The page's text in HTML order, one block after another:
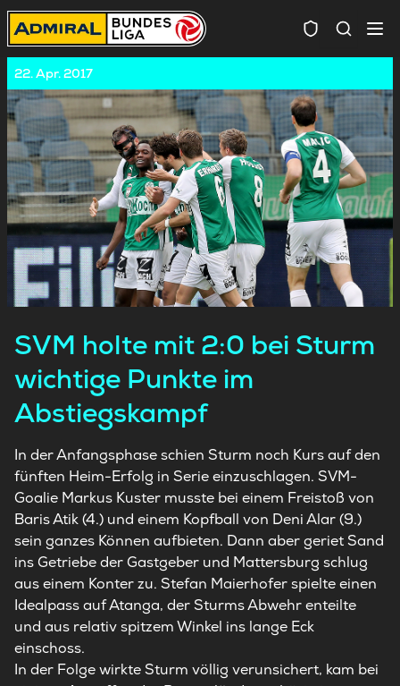
22. Apr. 2017
SVM holte mit 2:0 bei Sturm
wichtige Punkte im
Abstiegskampf
In der Anfangsphase schien Sturm noch Kurs auf den
fünften Heim-Erfolg in Serie einzuschlagen. SVM-
Goalie Markus Kuster musste bei einem Freistoß von
Baris Atik (4.) und einem Kopfball von Deni Alar (9.)
sein ganzes Können aufbieten. Dann aber geriet Sand
ins Getriebe der Gastgeber und Mattersburg schlug
aus einem Konter zu. Stefan Maierhofer spielte einen
Idealpass auf Atanga, der Sturms Abwehr enteilte
und aus relativ spitzem Winkel ins lange Eck
einschoss.
In der Folge wirkte Sturm völlig verunsichert, kam bei